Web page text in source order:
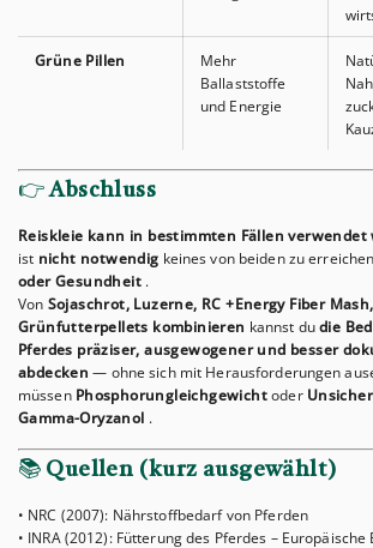
Grüne Pillen
Mehr
Ballaststoffe
und Energie
👉 Abschluss
Reiskleie kann in bestimmten Fällen verwendet
ist nicht notwendig keines von beiden zu erreichen
oder Gesundheit .
Von Sojaschrot, Luzerne, RC +Energy Fiber
Grünfutterpellets kombinieren kannst dudie
Pferdes präziser, ausgewogener und besser
abdecken — ohne sich mit Herausforderungen
müssen Phosphorungleichgewichtoder
Gamma-Oryzanol .
📚 Quellen (kurz ausgewählt)
• NRC (2007): Nährstoffbedarf von Pferden
• INRA (2012): Fütterung des Pferdes –